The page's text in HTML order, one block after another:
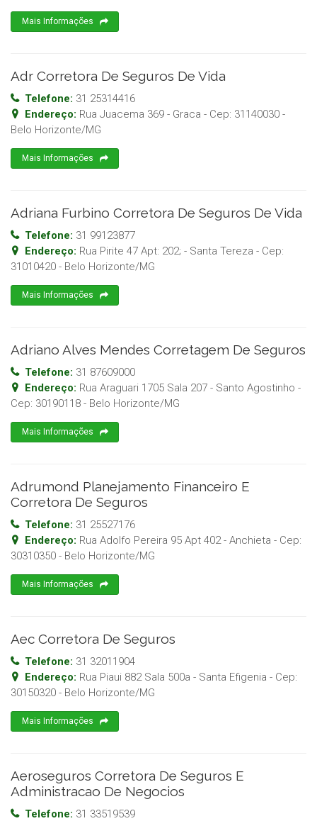
Mais Informações
Adr Corretora De Seguros De Vida
Telefone: 31 25314416
Endereço: Rua Juacema 369 - Graca - Cep: 31140030 -
Belo Horizonte/MG
Mais Informações
Adriana Furbino Corretora De Seguros De Vida
Telefone: 31 99123877
Endereço: Rua Pirite 47 Apt: 202; - Santa Tereza - Cep:
31010420 - Belo Horizonte/MG
Mais Informações
Adriano Alves Mendes Corretagem De Seguros
Telefone: 31 87609000
Endereço: Rua Araguari 1705 Sala 207 - Santo Agostinho -
Cep: 30190118 - Belo Horizonte/MG
Mais Informações
Adrumond Planejamento Financeiro E
Corretora De Seguros
Telefone: 31 25527176
Endereço: Rua Adolfo Pereira 95 Apt 402 - Anchieta - Cep:
30310350 - Belo Horizonte/MG
Mais Informações
Aec Corretora De Seguros
Telefone: 31 32011904
Endereço: Rua Piaui 882 Sala 500a - Santa Efigenia - Cep:
30150320 - Belo Horizonte/MG
Mais Informações
Aeroseguros Corretora De Seguros E
Administracao De Negocios
Telefone: 31 33519539